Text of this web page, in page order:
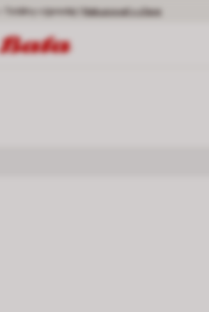
Totálny výpredaj |Nakupovať v zľave